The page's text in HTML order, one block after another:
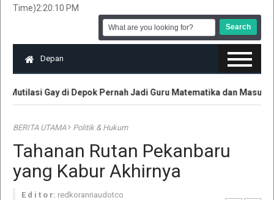
Time)2:20:10 PM
Depan
Gay di Depok Pernah Jadi Guru Matematika dan Masuk TV
BERITA UTAMA Politik & Hukum
Tahanan Rutan Pekanbaru
yang Kabur Akhirnya
E d i t o r: redkoranriaudotco